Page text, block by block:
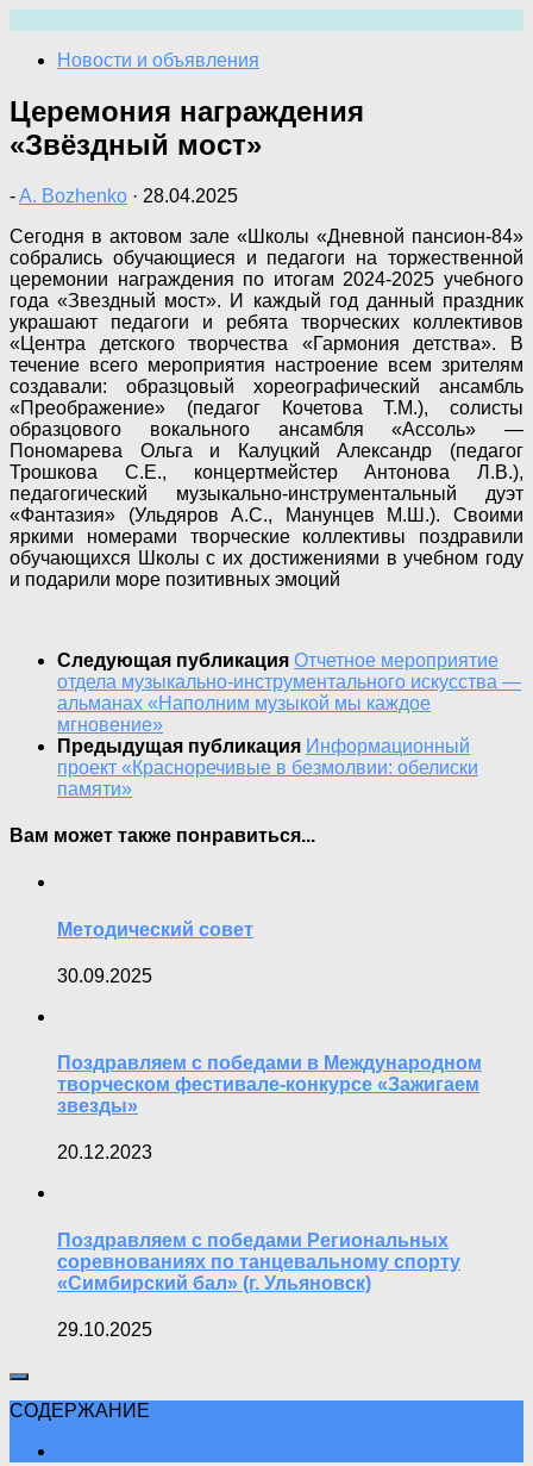
содержимому
Новости и объявления
Церемония награждения
«Звёздный мост»
-A. Bozhenko · 28.04.2025
Сегодня в актовом зале «Школы «Дневной пансион-84»
собрались обучающиеся и педагоги на торжественной
церемонии награждения по итогам 2024-2025 учебного
года «Звездный мост». И каждый год данный праздник
украшают педагоги и ребята творческих коллективов
«Центра детского творчества «Гармония детства». В
течение всего мероприятия настроение всем зрителям
создавали: образцовый хореографический ансамбль
«Преображение» (педагог Кочетова Т.М.), солисты
образцового вокального ансамбля «Ассоль» —
Пономарева Ольга и Калуцкий Александр (педагог
Трошкова С.Е., концертмейстер Антонова Л.В.),
педагогический музыкально-инструментальный дуэт
«Фантазия» (Ульдяров А.С., Манунцев М.Ш.). Своими
яркими номерами творческие коллективы поздравили
обучающихся Школы с их достижениями в учебном году
и подарили море позитивных эмоций
Следующая публикация Отчетное мероприятие
отдела музыкально-инструментального искусства —
альманах «Наполним музыкой мы каждое
мгновение»
Предыдущая публикация Информационный
проект «Красноречивые в безмолвии: обелиски
памяти»
Вам может также понравиться...
Методический совет
30.09.2025
Поздравляем с победами в Международном
творческом фестивале-конкурсе «Зажигаем
звезды»
20.12.2023
Поздравляем с победами Региональных
соревнованиях по танцевальному спорту
«Симбирский бал» (г. Ульяновск)
29.10.2025
СОДЕРЖАНИЕ